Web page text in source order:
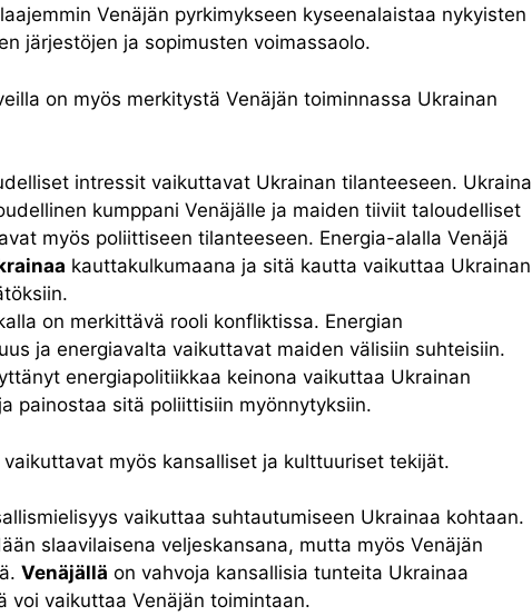
Venäjän pyrkimykseen kyseenalaistaa nykyisten
järjestöjen ja sopimusten voimassaolo.
on myös merkitystä Venäjän toiminnassa Ukrainan
intressit vaikuttavat Ukrainan tilanteeseen. Ukraina
kumppani Venäjälle ja maiden tiiviit taloudelliset
myös poliittiseen tilanteeseen. Energia-alalla Venäjä
kauttakulkumaana ja sitä kautta vaikuttaa Ukrainan
on merkittävä rooli konfliktissa. Energian
ja energiavalta vaikuttavat maiden välisiin suhteisiin.
energiapolitiikkaa keinona vaikuttaa Ukrainan
painostaa sitä poliittisiin myönnytyksiin.
myös kansalliset ja kulttuuriset tekijät.
vaikuttaa suhtautumiseen Ukrainaa kohtaan.
slaavilaisena veljeskansana, mutta myös Venäjän
Venäjällä on vahvoja kansallisia tunteita Ukrainaa
voi vaikuttaa Venäjän toimintaan.